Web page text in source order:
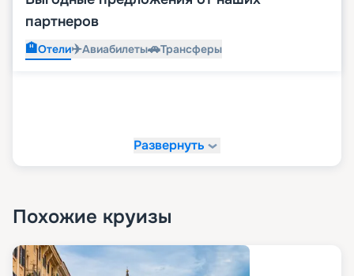
партнеров
🏨Отели✈️Авиабилеты🚗Трансферы
Развернуть
Похожие круизы